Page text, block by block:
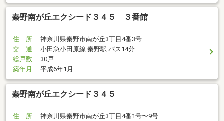
秦野南が丘エクシード３４５ ３番館
住 所
神奈川県秦野市南が丘3丁目4番3号
交 通
小田急小田原線 秦野駅 バス14分
総戸数
30戸
築年月
平成6年1月
秦野南が丘エクシード３４５
住 所
神奈川県秦野市南が丘3丁目4番1号〜9号